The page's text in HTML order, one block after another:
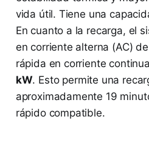
vida útil. Tiene una
En cuanto a la recarga, el
en corriente alterna (AC)
rápida en corriente
kW. Esto permite una
aproximadamente 19
rápido compatible.